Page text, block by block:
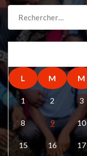
pour :
L M M
1 2 3
8 9 10
15 16 17